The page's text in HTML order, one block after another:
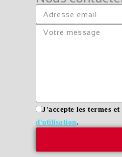
J'accepte les termes
d'utilisation.